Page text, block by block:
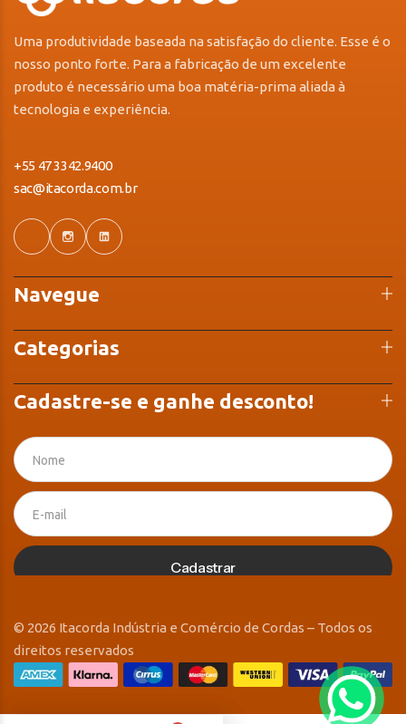
Uma produtividade baseada na satisfação do cliente. Esse é o
nosso ponto forte. Para a fabricação de um excelente
produto é necessário uma boa matéria-prima aliada à
tecnologia e experiência.
+55 47 3342.9400
sac@itacorda.com.br
Navegue
Categorias
Cadastre-se e ganhe desconto!
Cadastrar
© 2026 Itacorda Indústria e Comércio de Cordas – Todos os
direitos reservados